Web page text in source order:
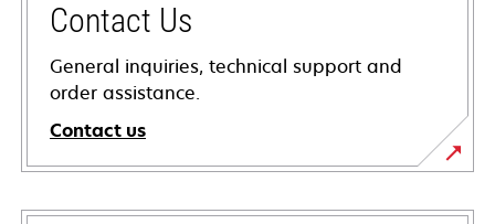
Contact Us
General inquiries, technical support and
order assistance.
Contact us